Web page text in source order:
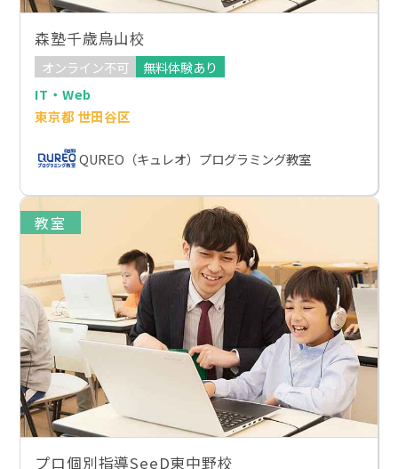
森塾千歳烏山校
オンライン不可
無料体験あり
IT・Web
東京都 世田谷区
QUREO（キュレオ）プログラミング教室
教室
プロ個別指導SeeD東中野校